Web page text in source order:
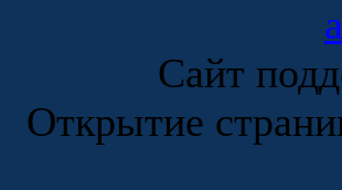
Сайт
Открытие